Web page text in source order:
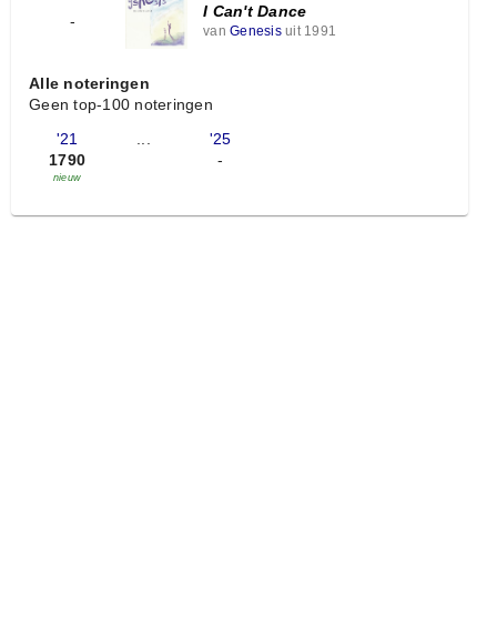
-
I Can't Dance
van Genesisuit 1991
Alle noteringen
Geen top-100 noteringen
'21
1790
nieuw
...
'25
-